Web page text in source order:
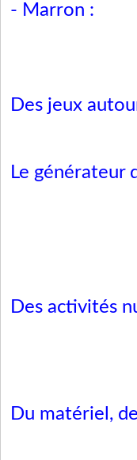
- Marron :
Des jeux
Le générateur
Des activités
Du matériel,